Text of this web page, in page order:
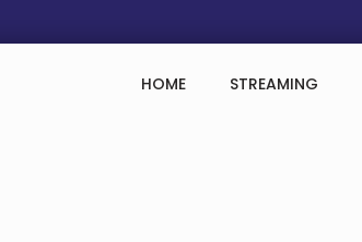
HOME STREAMING